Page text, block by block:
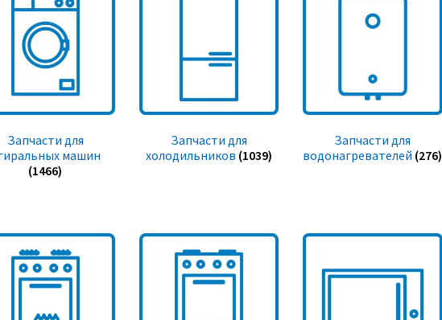
Запчасти для
машин
(1466)
Запчасти для
холодильников (1039)
Запчасти для
водонагревателей (276)